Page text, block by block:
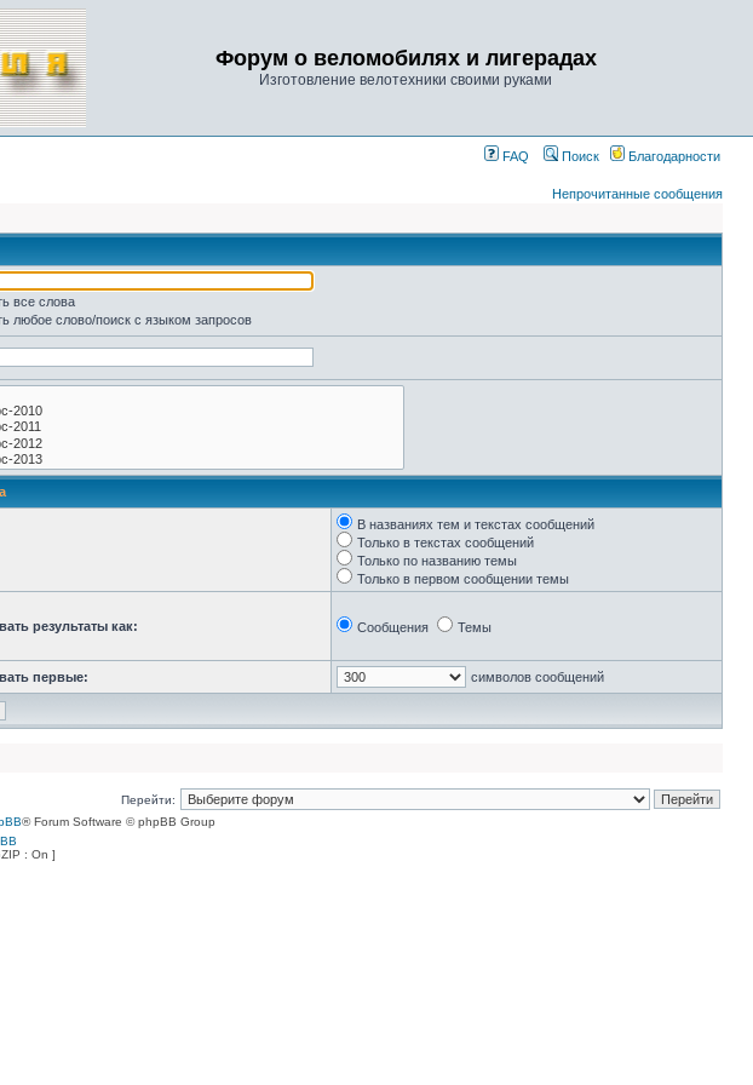
Форум о веломобилях и лигерадах
Изготовление велотехники своими руками
FAQ Поиск Благодарности
Непрочитанные сообщения
все слова
любое слово/поиск с языком запросов
В названиях тем и текстах сообщений
Только в текстах сообщений
Только по названию темы
Только в первом сообщении темы
результаты как: Сообщения Темы
первые: символов сообщений
Перейти:
® Forum Software © phpBB Group
: On ]